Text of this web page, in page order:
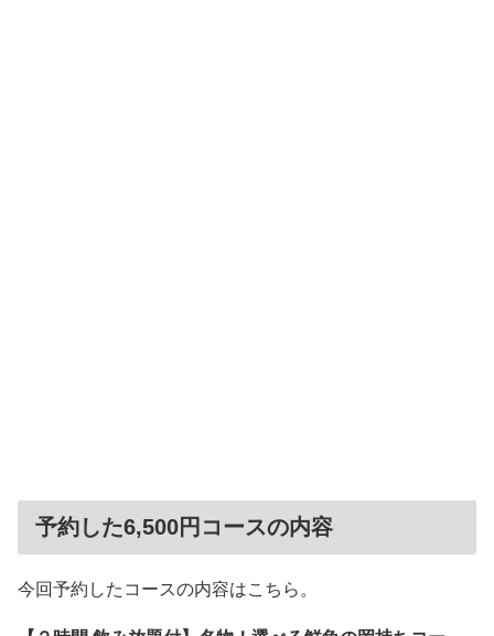
予約した6,500円コースの内容
今回予約したコースの内容はこちら。